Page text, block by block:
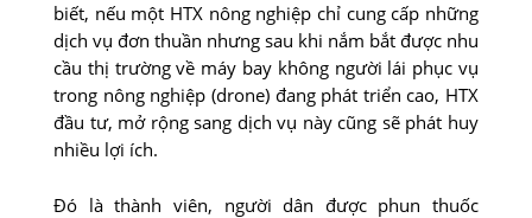
biết, nếu một HTX nông nghiệp chỉ cung cấp những
dịch vụ đơn thuần nhưng sau khi nắm bắt được nhu
cầu thị trường về máy bay không người lái phục vụ
trong nông nghiệp (drone) đang phát triển cao, HTX
đầu tư, mở rộng sang dịch vụ này cũng sẽ phát huy
nhiều lợi ích.
Đó là thành viên, người dân được phun thuốc